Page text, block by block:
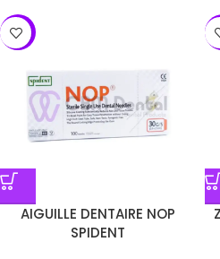
-17%
AIGUILLE DENTAIRE NOP
SPIDENT
-